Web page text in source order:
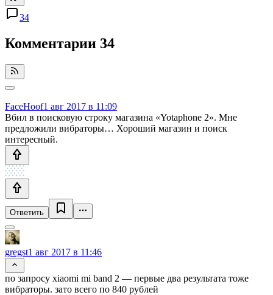
34
Комментарии 34
FaceHoof1 авг 2017 в 11:09
Вбил в поисковую строку магазина «Yotaphone 2». Мне
предложили вибраторы… Хороший магазин и поиск
интересный.
Ответить
gregst1 авг 2017 в 11:46
по запросу xiaomi mi band 2 — первые два результата тоже
вибраторы. зато всего по 840 рублей